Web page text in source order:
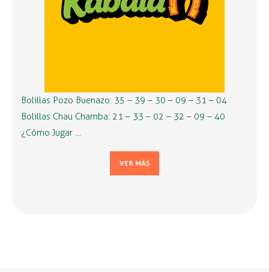
Bolillas Pozo Buenazo: 35 – 39 – 30 – 09 – 31 – 04
Bolillas Chau Chamba: 21 – 33 – 02 – 32 – 09 – 40
¿Cómo Jugar …
VER MÁS